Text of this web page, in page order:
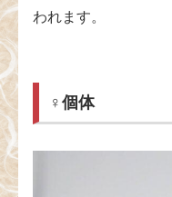
われます。
♀個体